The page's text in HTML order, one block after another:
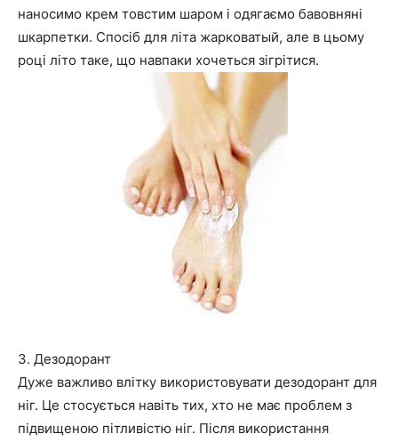
наносимо крем товстим шаром і одягаємо бавовняні
шкарпетки. Спосіб для літа жарковатый, але в цьому
році літо таке, що навпаки хочеться зігрітися.
3. Дезодорант
Дуже важливо влітку використовувати дезодорант для
ніг. Це стосується навіть тих, хто не має проблем з
підвищеною пітливістю ніг. Після використання